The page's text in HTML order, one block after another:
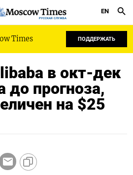
РУССКАЯ СЛУЖБА
EN
Times ПОДДЕРЖАТЬ
в окт-дек
до прогноза,
на $25